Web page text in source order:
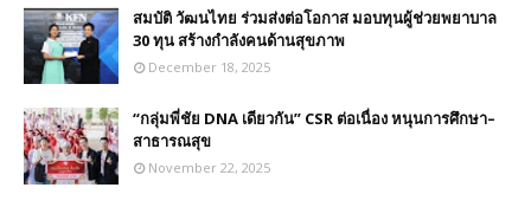
สมบัติ วัฒนไทย ร่วมส่งต่อโอกาส มอบทุนผู้ช่วยพยาบาล
30 ทุน สร้างกำลังคนด้านสุขภาพ
December 18, 2025
“กลุ่มพี่ชัย DNA เดียวกัน” CSR ต่อเนื่อง หนุนการศึกษา–
สาธารณสุข
November 22, 2025